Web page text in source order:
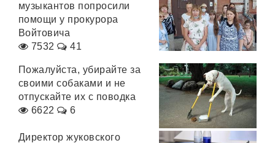
музыкантов попросили
помощи у прокурора
Войтовича
7532
41
Пожалуйста, убирайте за
своими собаками и не
отпускайте их с поводка
6622
6
Директор жуковского